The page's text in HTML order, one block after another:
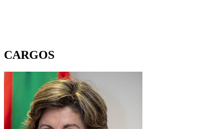
CARGOS